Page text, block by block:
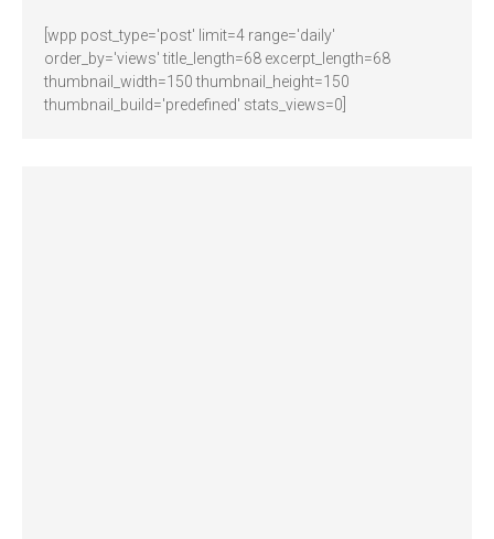
[wpp post_type='post' limit=4 range='daily'
order_by='views' title_length=68 excerpt_length=68
thumbnail_width=150 thumbnail_height=150
thumbnail_build='predefined' stats_views=0]